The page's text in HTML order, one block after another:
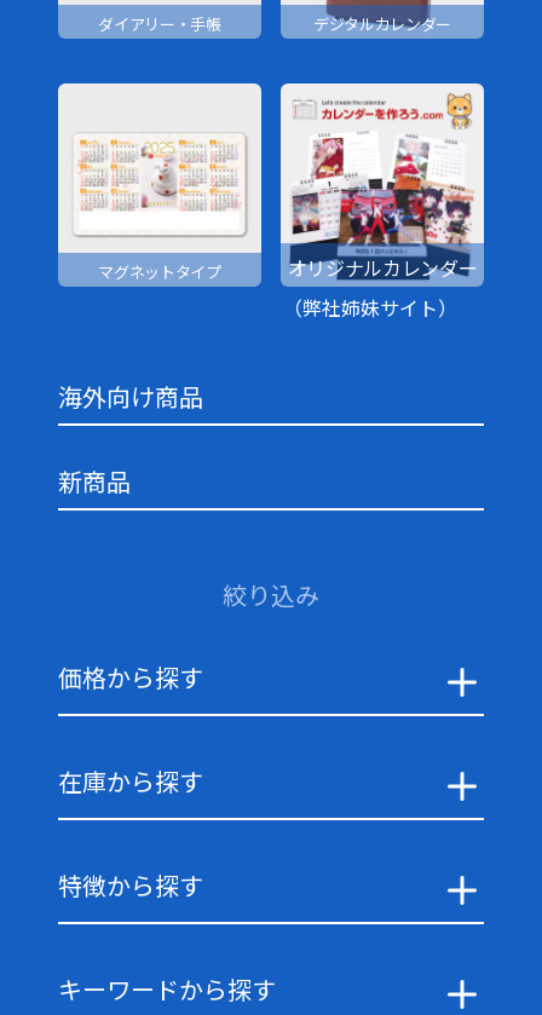
ダイアリー・手帳 デジタルカレンダー
マグネットタイプ
オリジナルカレンダー
（弊社姉妹サイト）
海外向け商品
新商品
絞り込み
価格から探す
在庫から探す
特徴から探す
キーワードから探す